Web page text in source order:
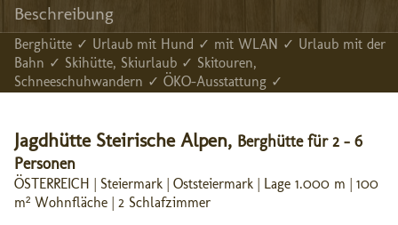
Beschreibung
Berghütte ✓ Urlaub mit Hund ✓ mit WLAN ✓ Urlaub mit der
Bahn ✓ Skihütte, Skiurlaub ✓ Skitouren,
Schneeschuhwandern ✓ ÖKO-Ausstattung ✓
Jagdhütte Steirische Alpen, Berghütte für 2 - 6
Personen
ÖSTERREICH | Steiermark | Oststeiermark | Lage 1.000 m | 100
m² Wohnfläche | 2 Schlafzimmer